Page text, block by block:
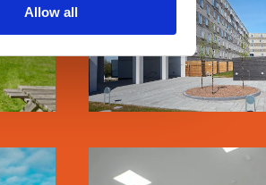
Allow all
LÆS MERE